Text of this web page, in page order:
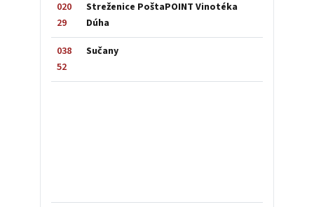
020
29
Streženice PoštaPOINT Vinotéka
Dúha
038
52
Sučany